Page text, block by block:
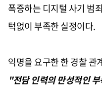
폭증하는 디지털 사기 범
턱없이 부족한 실정이다.
익명을 요구한 한 경찰 관
"전담 인력의 만성적인